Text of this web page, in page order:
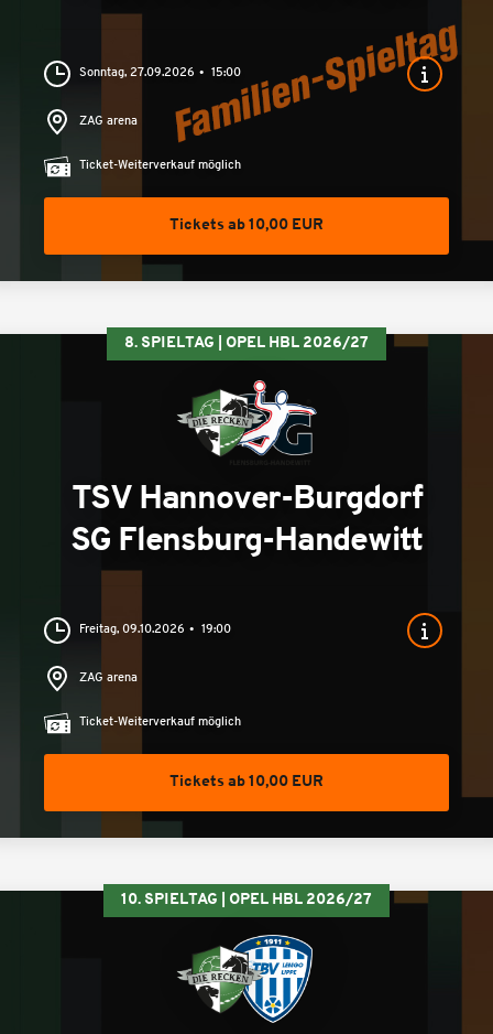
Sonntag, 27.09.2026 15:00
ZAG arena
Ticket-Weiterverkauf möglich
Tickets ab 10,00 EUR
8. SPIELTAG | OPEL HBL 2026/27
TSV Hannover-Burgdorf
SG Flensburg-Handewitt
Freitag, 09.10.2026 19:00
ZAG arena
Ticket-Weiterverkauf möglich
Tickets ab 10,00 EUR
10. SPIELTAG | OPEL HBL 2026/27